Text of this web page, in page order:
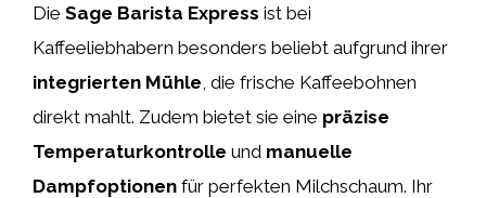
Die Sage Barista Express ist bei
Kaffeeliebhabern besonders beliebt aufgrund ihrer
integrierten Mühle , die frische Kaffeebohnen
direkt mahlt. Zudem bietet sie eine präzise
Temperaturkontrolle und manuelle
Dampfoptionen für perfekten Milchschaum. Ihr